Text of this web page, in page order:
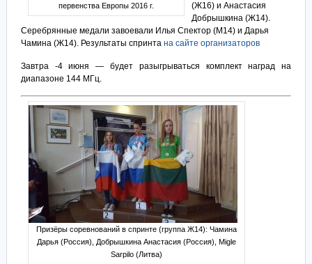
первенства Европы 2016 г.
(Ж16) и Анастасия
Добрышкина (Ж14).
Серебрянные медали завоевали Илья Спектор (М14) и Дарья
Чамина (Ж14). Результаты спринта на сайте организаторов
Завтра -4 июня — будет разыгрываться комплект наград на
диапазоне 144 МГц.
Призёры соревнований в спринте (группа Ж14): Чамина
Дарья (Россия), Добрышкина Анастасия (Россия), Migle
Sarpilo (Литва)